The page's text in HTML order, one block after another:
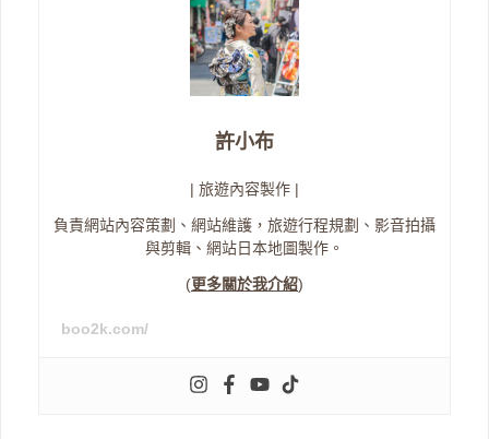
許小布
| 旅遊內容製作 |
負責網站內容策劃、網站維護，旅遊行程規劃、影音拍攝
與剪輯、網站日本地圖製作。
(更多關於我介紹)
boo2k.com/